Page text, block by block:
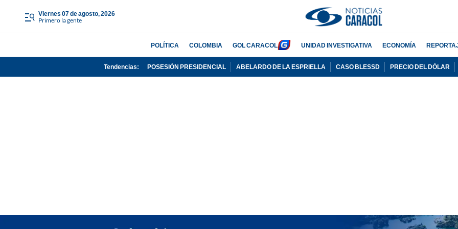
viernes 07 de agosto, 2026
Primero la gente
POLÍTICA COLOMBIA GOL CARACOL UNIDAD INVESTIGATIVA ECONOMÍA
Tendencias: POSESIÓN PRESIDENCIAL ABELARDO DE LA ESPRIELLA CASO BLESSD PRECIO DEL DÓLAR